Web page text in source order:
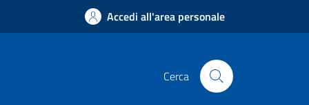
Accedi all'area personale
Cerca